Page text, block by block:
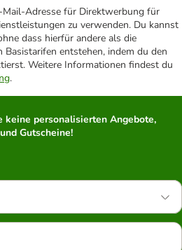
Adresse für Direktwerbung für
zu verwenden. Du kannst
dass hierfür andere als die
entstehen, indem du den
Weitere Informationen findest du
.
keine personalisierten Angebote,
Gutscheine!